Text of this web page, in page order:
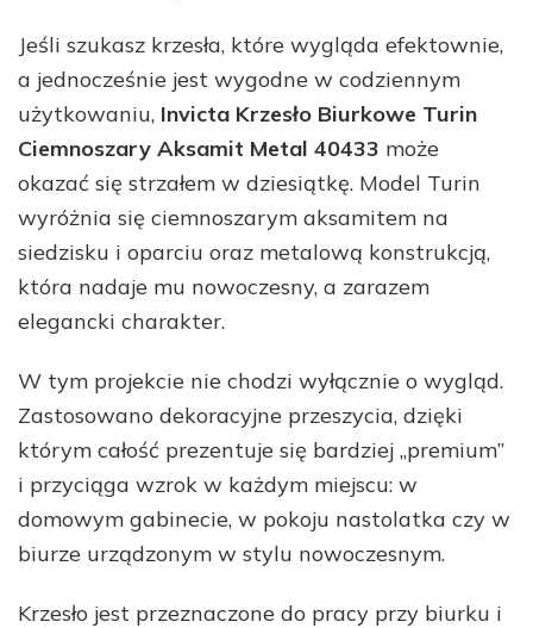
Jeśli szukasz krzesła, które wygląda efektownie,
a jednocześnie jest wygodne w codziennym
użytkowaniu, Invicta Krzesło Biurkowe Turin
Ciemnoszary Aksamit Metal 40433 może
okazać się strzałem w dziesiątkę. Model Turin
wyróżnia się ciemnoszarym aksamitem na
siedzisku i oparciu oraz metalową konstrukcją,
która nadaje mu nowoczesny, a zarazem
elegancki charakter.
W tym projekcie nie chodzi wyłącznie o wygląd.
Zastosowano dekoracyjne przeszycia, dzięki
którym całość prezentuje się bardziej „premium”
i przyciąga wzrok w każdym miejscu: w
domowym gabinecie, w pokoju nastolatka czy w
biurze urządzonym w stylu nowoczesnym.
Krzesło jest przeznaczone do pracy przy biurku i